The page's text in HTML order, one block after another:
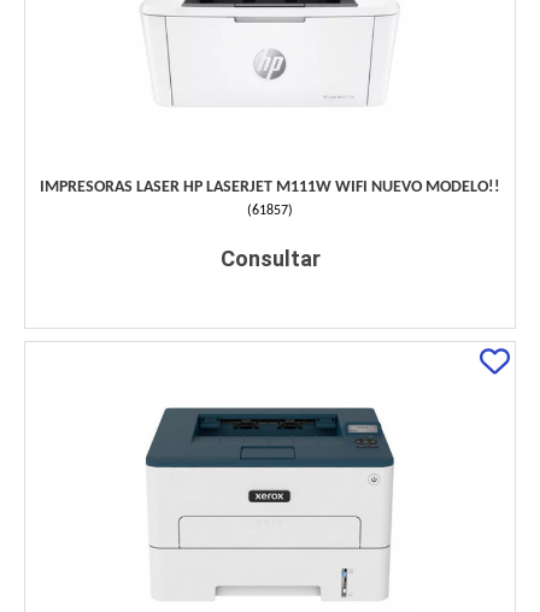
IMPRESORAS LASER HP LASERJET M111W WIFI NUEVO MODELO!!
(61857)
Consultar